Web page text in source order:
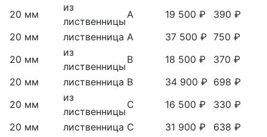
20 мм
из
лиственницы
А 19 500 ₽
390 ₽
20 мм
лиственница А 37 500 ₽ 750 ₽
20 мм
из
лиственницы
В 18 500 ₽
370 ₽
20 мм
лиственница В 34 900 ₽ 698 ₽
20 мм
из
лиственницы
С 16 500 ₽
330 ₽
20 мм
лиственница С 31 900 ₽
638 ₽